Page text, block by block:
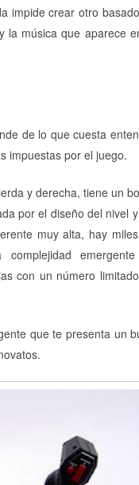
impide crear otro
la música que aparece
de lo que cuesta
impuestas por el juego.
y derecha, tiene un
por el diseño del nivel
muy alta, hay
con un número
que te presenta un